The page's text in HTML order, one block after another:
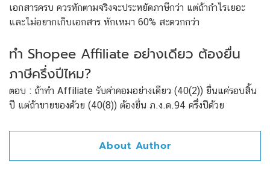
เอกสารครบ ควรหักตามจริงจะประหยัดภาษีกว่า แต่ถ้ากำไรเยอะ
และไม่อยากเก็บเอกสาร หักเหมา 60% สะดวกกว่า
ทำ Shopee Affiliate อย่างเดียว ต้องยื่น
ภาษีครึ่งปีไหม?
ตอบ : ถ้าทำ Affiliate รับค่าคอมอย่างเดียว (40(2)) ยื่นแค่รอบสิ้น
ปี แต่ถ้าขายของด้วย (40(8)) ต้องยื่น ภ.ง.ด.94 ครึ่งปีด้วย
About Author